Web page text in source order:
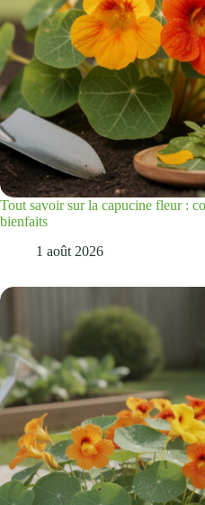
Tout savoir sur la capucine fleur :
bienfaits
1 août 2026